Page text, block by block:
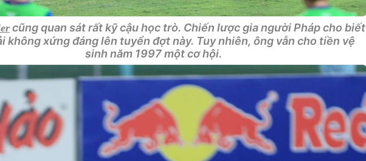
cũng quan sát rất kỹ cậu học trò. Chiến lược gia người Pháp cho biết
không xứng đáng lên tuyển đợt này. Tuy nhiên, ông vẫn cho tiền vệ
sinh năm 1997 một cơ hội.